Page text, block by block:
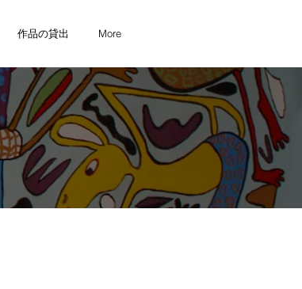
作品の貸出 More